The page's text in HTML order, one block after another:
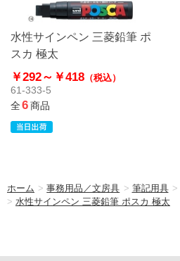
水性サインペン 三菱鉛筆 ポ
スカ 極太
￥292～ ￥418 （税込）
61-333-5
全6商品
ホーム >事務用品／文房具 > 筆記用具 >
> 水性サインペン 三菱鉛筆 ポスカ 極太